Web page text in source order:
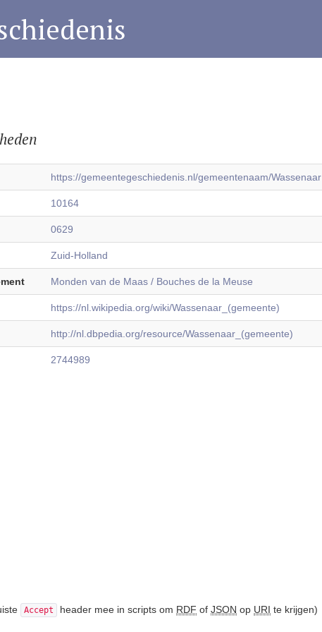
https://gemeentegeschiedenis.nl/gemeentenaam/Wassenaar
10164
0629
Zuid-Holland
Monden van de Maas / Bouches de la Meuse
https://nl.wikipedia.org/wiki/Wassenaar_(gemeente)
http://nl.dbpedia.org/resource/Wassenaar_(gemeente)
2744989
Accept header mee in scripts om RDF of JSON op URI te krijgen)